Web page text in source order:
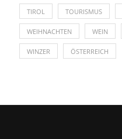
TIROL TOURISMUS
WEIHNACHTEN WEIN
WINZER ÖSTERREICH